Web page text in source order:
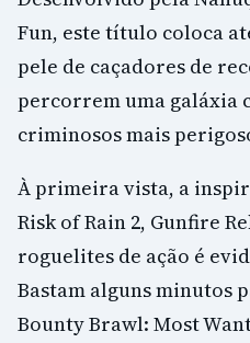
Fun, este título coloca
pele de caçadores de
percorrem uma galáxia
criminosos mais
À primeira vista, a
Risk of Rain 2, Gunfire
roguelites de ação é
Bastam alguns minutos
Bounty Brawl: Most